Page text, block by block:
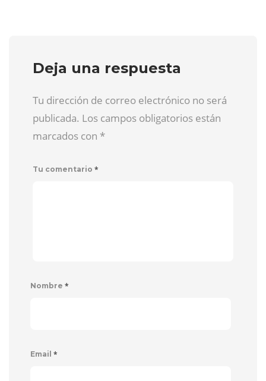
Deja una respuesta
Tu dirección de correo electrónico no será
publicada. Los campos obligatorios están
marcados con *
Tu comentario *
Nombre *
Email *